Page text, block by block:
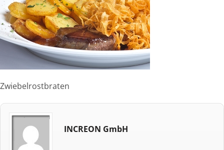
Zwiebelrostbraten
INCREON GmbH